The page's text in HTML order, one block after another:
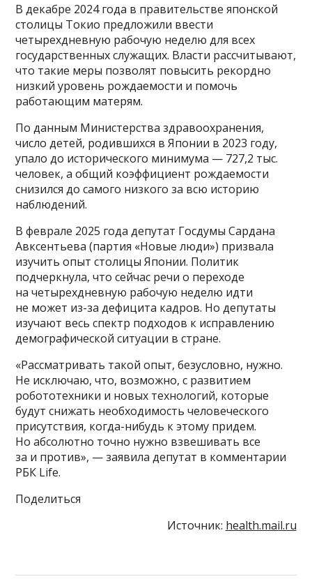
В декабре 2024 года в правительстве японской
столицы Токио предложили ввести
четырехдневную рабочую неделю для всех
государственных служащих. Власти рассчитывают,
что такие меры позволят повысить рекордно
низкий уровень рождаемости и помочь
работающим матерям.
По данным Министерства здравоохранения,
число детей, родившихся в Японии в 2023 году,
упало до исторического минимума — 727,2 тыс.
человек, а общий коэффициент рождаемости
снизился до самого низкого за всю историю
наблюдений.
В феврале 2025 года депутат Госдумы Сардана
Авксентьева (партия «Новые люди») призвала
изучить опыт столицы Японии. Политик
подчеркнула, что сейчас речи о переходе
на четырехдневную рабочую неделю идти
не может из-за дефицита кадров. Но депутаты
изучают весь спектр подходов к исправлению
демографической ситуации в стране.
«Рассматривать такой опыт, безусловно, нужно.
Не исключаю, что, возможно, с развитием
робототехники и новых технологий, которые
будут снижать необходимость человеческого
присутствия, когда-нибудь к этому придем.
Но абсолютно точно нужно взвешивать все
за и против», — заявила депутат в комментарии
РБК Life.
Поделиться
Источник: health.mail.ru